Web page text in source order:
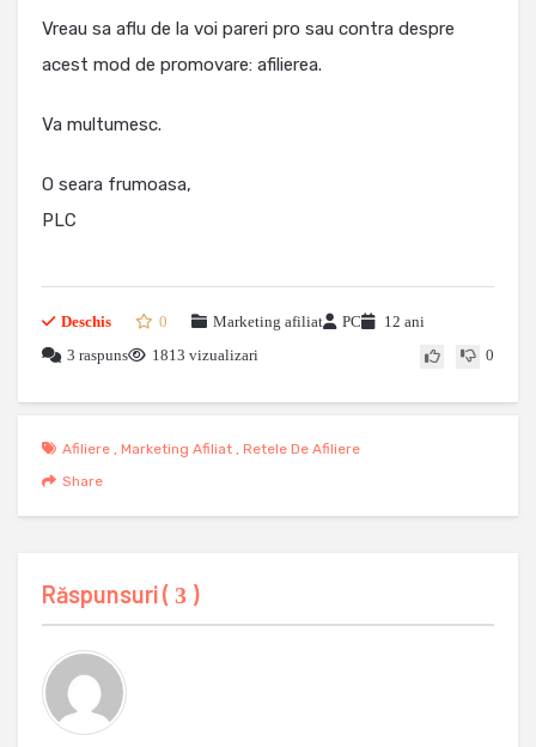
Vreau sa aflu de la voi pareri pro sau contra despre
acest mod de promovare: afilierea.
Va multumesc.
O seara frumoasa,
PLC
Deschis 0 Marketing afiliat PC
12 ani
3 raspuns
1813 vizualizari 0
Afiliere , Marketing Afiliat , Retele De Afiliere
Share
Răspunsuri ( 3 )